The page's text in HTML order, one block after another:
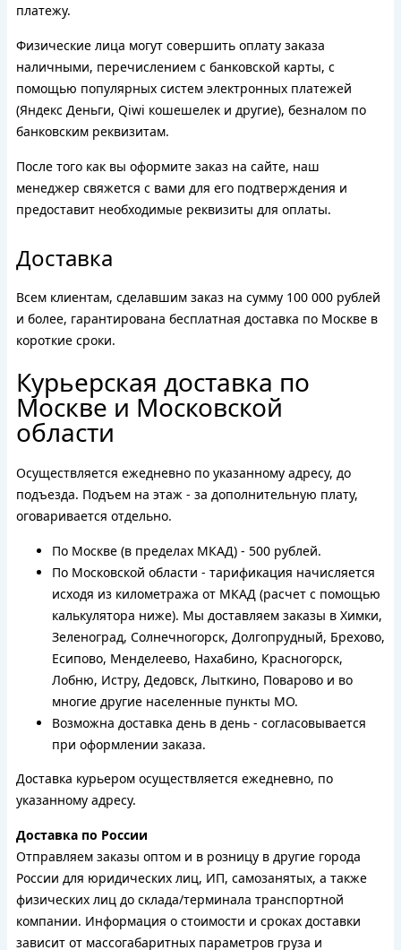
платежу.
Физические лица могут совершить оплату заказа
наличными, перечислением с банковской карты, с
помощью популярных систем электронных платежей
(Яндекс Деньги, Qiwi кошешелек и другие), безналом по
банковским реквизитам.
После того как вы оформите заказ на сайте, наш
менеджер свяжется с вами для его подтверждения и
предоставит необходимые реквизиты для оплаты.
Доставка
Всем клиентам, сделавшим заказ на сумму 100 000 рублей
и более, гарантирована бесплатная доставка по Москве в
короткие сроки.
Курьерская доставка по
Москве и Московской
области
Осуществляется ежедневно по указанному адресу, до
подъезда. Подъем на этаж - за дополнительную плату,
оговаривается отдельно.
По Москве (в пределах МКАД) - 500 рублей.
По Московской области - тарификация начисляется
исходя из километража от МКАД (расчет с помощью
калькулятора ниже). Мы доставляем заказы в Химки,
Зеленоград, Солнечногорск, Долгопрудный, Брехово,
Есипово, Менделеево, Нахабино, Красногорск,
Лобню, Истру, Дедовск, Лыткино, Поварово и во
многие другие населенные пункты МО.
Возможна доставка день в день - согласовывается
при оформлении заказа.
Доставка курьером осуществляется ежедневно, по
указанному адресу.
Доставка по России
Отправляем заказы оптом и в розницу в другие города
России для юридических лиц, ИП, самозанятых, а также
физических лиц до склада/терминала транспортной
компании. Информация о стоимости и сроках доставки
зависит от массогабаритных параметров груза и